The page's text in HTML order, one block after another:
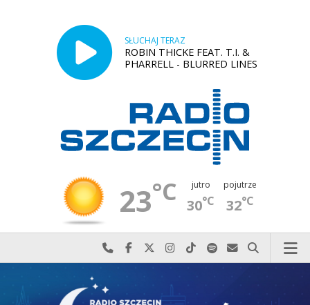
SŁUCHAJ TERAZ
ROBIN THICKE FEAT. T.I. &
PHARRELL - BLURRED LINES
23°C jutro
30°C
pojutrze
32°C
Najlepiej po prostu do nas zadzwoń
Odwiedź nas na Facebook-u
Odwiedź nas na X
Odwiedź nas na Instagram-ie
Odwiedź nas na TikTok-u
Szukaj nas na Spotify
Wyślij do nas
Szukaj